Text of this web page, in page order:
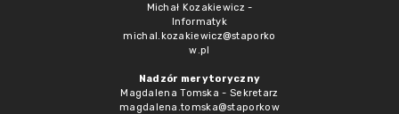
Michał Kozakiewicz -
Informatyk
michal.kozakiewicz@staporko
w.pl
Nadzór merytoryczny
Magdalena Tomska - Sekretarz
magdalena.tomska@staporkow